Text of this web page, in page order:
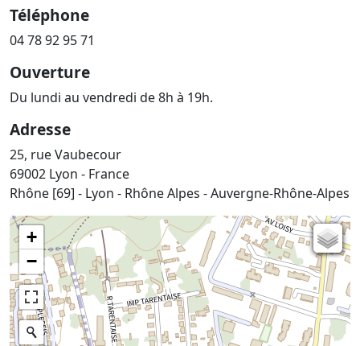
Téléphone
04 78 92 95 71
Ouverture
Du lundi au vendredi de 8h à 19h.
Adresse
25, rue Vaubecour
69002 Lyon - France
Rhône [69] - Lyon - Rhône Alpes - Auvergne-Rhône-Alpes
+
−
Carte de l'état-major (1820-1866)
Parcellaire cadastral
Plan IGN
Photographies aériennes